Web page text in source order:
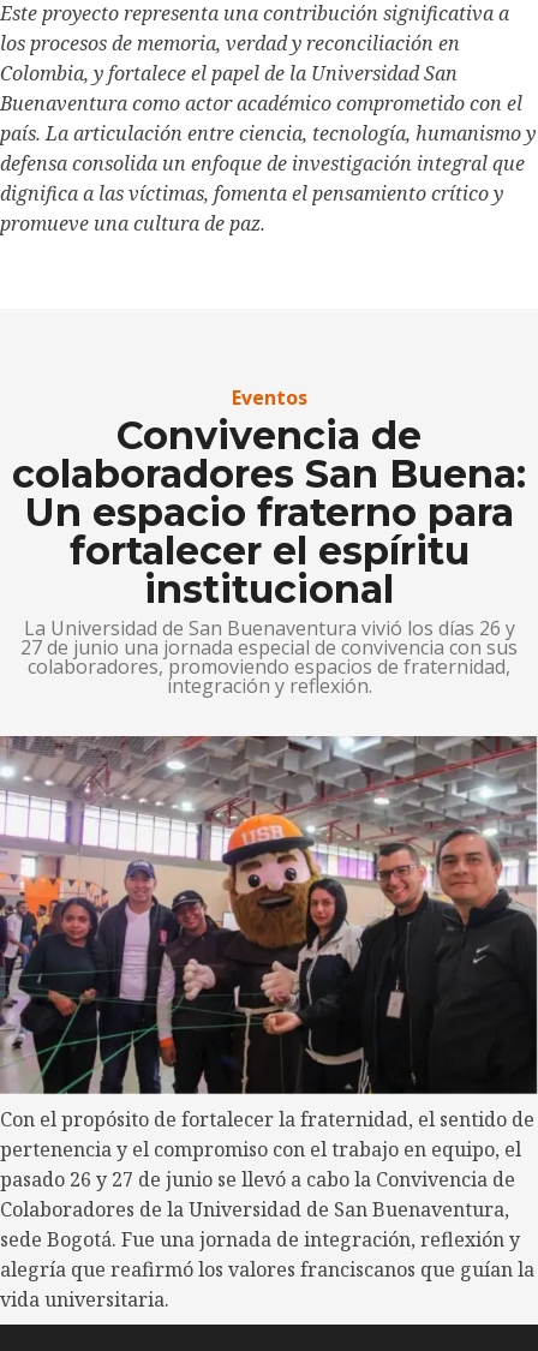
Este proyecto representa una contribución significativa a
los procesos de memoria, verdad y reconciliación en
Colombia, y fortalece el papel de la Universidad San
Buenaventura como actor académico comprometido con el
país. La articulación entre ciencia, tecnología, humanismo y
defensa consolida un enfoque de investigación integral que
dignifica a las víctimas, fomenta el pensamiento crítico y
promueve una cultura de paz.
Eventos
Convivencia de
colaboradores San Buena:
Un espacio fraterno para
fortalecer el espíritu
institucional
La Universidad de San Buenaventura vivió los días 26 y
27 de junio una jornada especial de convivencia con sus
colaboradores, promoviendo espacios de fraternidad,
integración y reflexión.
Con el propósito de fortalecer la fraternidad, el sentido de
pertenencia y el compromiso con el trabajo en equipo, el
pasado 26 y 27 de junio se llevó a cabo la Convivencia de
Colaboradores de la Universidad de San Buenaventura,
sede Bogotá. Fue una jornada de integración, reflexión y
alegría que reafirmó los valores franciscanos que guían la
vida universitaria.